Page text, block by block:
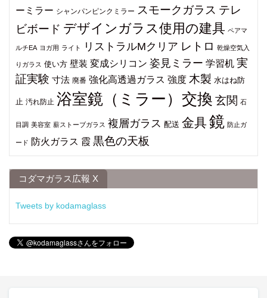
ーミラー シャンパンピンクミラー スモークガラス テレ
ビボード デザインガラス使用の建具 ペアマ
ルチEA ヨガ用 ライト リストラルMクリア レトロ 乾燥空気入
りガラス 使い方 壁装 変成シリコン 姿見ミラー 学習机 実
証実験 寸法 廃番 強化高透過ガラス 強度 木製 水はね防
止 汚れ防止 浴室鏡（ミラー）交換 玄関 石
目調 美容室 薪ストーブガラス 複層ガラス 配送 金具鏡 防止ガ
ード 防火ガラス 霞 黒色の天板
コダマガラス広報 X
Tweets by kodamaglass